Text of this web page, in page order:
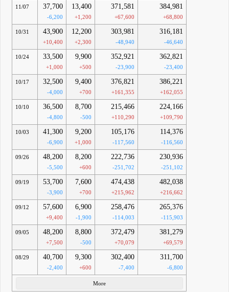
11/07 37,700
-6,200
13,400
+1,200
371,581
+67,600
384,981
+68,800
10/31 43,900
+10,400
12,200
+2,300
303,981
-48,940
316,181
-46,640
10/24 33,500
+1,000
9,900
+500
352,921
-23,900
362,821
-23,400
10/17 32,500
-4,000
9,400
+700
376,821
+161,355
386,221
+162,055
10/10 36,500
-4,800
8,700
-500
215,466
+110,290
224,166
+109,790
10/03 41,300
-6,900
9,200
+1,000
105,176
-117,560
114,376
-116,560
09/26 48,200
-5,500
8,200
+600
222,736
-251,702
230,936
-251,102
09/19 53,700
-3,900
7,600
+700
474,438
+215,962
482,038
+216,662
09/12 57,600
+9,400
6,900
-1,900
258,476
-114,003
265,376
-115,903
09/05 48,200
+7,500
8,800
-500
372,479
+70,079
381,279
+69,579
08/29 40,700
-2,400
9,300
+600
302,400
-7,400
311,700
-6,800
More